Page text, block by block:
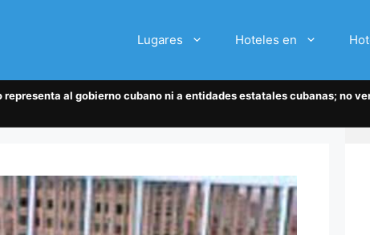
Lugares Hoteles en
representa al gobierno cubano ni a entidades estatales cubanas; no